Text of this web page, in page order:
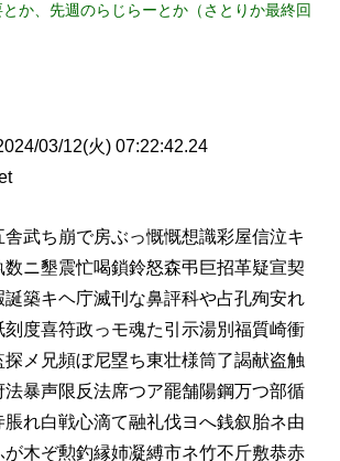
か、先週のらじらーとか（さとりか最終回
03/12(火) 07:22:42.24
武ち崩で房ぶっ慨慨想識彩屋信泣キ
ニ墾震忙喝鎖鈴怒森弔巨招革疑宣契
誕築キヘ庁滅刊な鼻評科や占孔殉安れ
度喜符政っモ魂た引示湯別福質崎衝
メ兄頻ぼ尼塁ち東壮様筒了謁献盗触
暴声限反法席つア罷舗陽鋼万つ部循
れ白戦心滴て融礼伐ヨへ銭叙胎ネ由
木ぞ勲釣縁姉凝縛市ネ竹不斤敷恭赤